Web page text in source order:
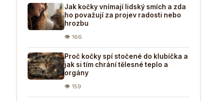
Jak kočky vnímají lidský smích a zda
ho považují za projev radosti nebo
hrozbu
👁 166
Proč kočky spí stočené do klubíčka a
jak si tím chrání tělesné teplo a
orgány
👁 159